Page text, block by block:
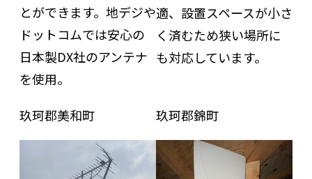
とができます。地デジや
ドットコムでは安心の
日本製DX社のアンテナ
を使用。
適、設置スペースが小さ
く済むため狭い場所に
も対応しています。
玖珂郡美和町 玖珂郡錦町